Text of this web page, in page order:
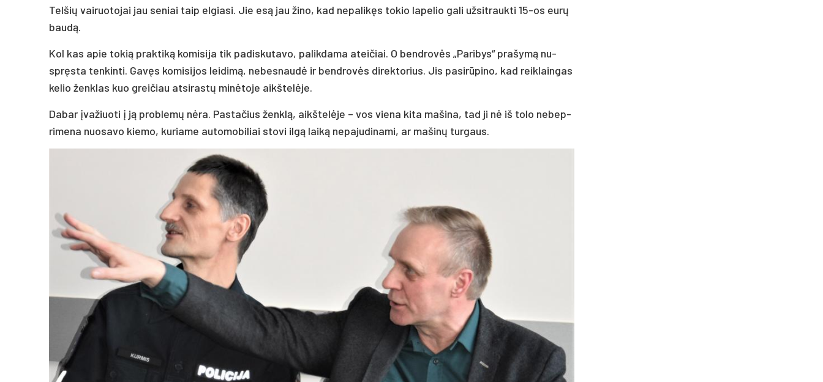
Tel­šių vai­ruo­to­jai jau se­niai taip el­gia­si. Jie esą jau ži­no, kad ne­pa­likęs to­kio la­pe­lio ga­li už­sit­rauk­ti 15-os eurų
baudą.
Kol kas apie to­kią pra­ktiką ko­mi­si­ja tik pa­dis­ku­ta­vo, pa­lik­da­ma atei­čiai. O bend­rovės „Pa­ri­bys“ pra­šymą nu­
spręsta ten­kin­ti. Gavęs ko­mi­si­jos lei­dimą, ne­bes­naudė ir bend­rovės di­rek­to­rius. Jis pa­si­rūpi­no, kad reik­lain­gas
ke­lio ženk­las kuo grei­čiau at­si­rastų minė­to­je aikš­telė­je.
Da­bar įva­žiuo­ti į ją pro­blemų nėra. Pas­ta­čius ženklą, aikš­telė­je – vos vie­na ki­ta ma­ši­na, tad ji nė iš to­lo ne­bep­
ri­me­na nuo­sa­vo kie­mo, ku­ria­me au­to­mo­bi­liai sto­vi ilgą laiką ne­pa­ju­di­na­mi, ar ma­šinų tur­gaus.